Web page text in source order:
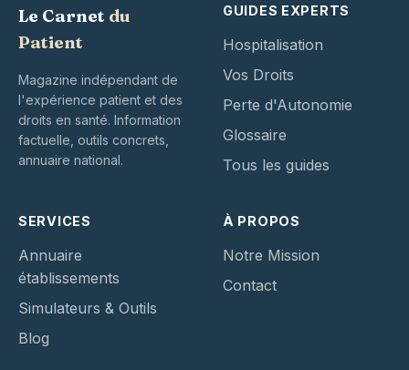
Le Carnet du
Patient
Magazine indépendant de
l'expérience patient et des
droits en santé. Information
factuelle, outils concrets,
annuaire national.
GUIDES EXPERTS
Hospitalisation
Vos Droits
Perte d'Autonomie
Glossaire
Tous les guides
SERVICES
Annuaire
établissements
Simulateurs & Outils
Blog
À PROPOS
Notre Mission
Contact